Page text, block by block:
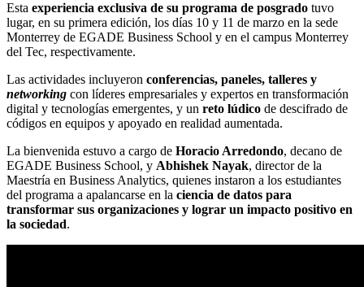
Esta experiencia exclusiva de su programa de posgrado tuvo
lugar, en su primera edición, los días 10 y 11 de marzo en la sede
Monterrey de EGADE Business School y en el campus Monterrey
del Tec, respectivamente.
Las actividades incluyeron conferencias, paneles, talleres y
networking con líderes empresariales y expertos en transformación
digital y tecnologías emergentes, y un reto lúdico de descifrado de
códigos en equipos y apoyado en realidad aumentada.
La bienvenida estuvo a cargo de Horacio Arredondo, decano de
EGADE Business School, y Abhishek Nayak, director de la
Maestría en Business Analytics, quienes instaron a los estudiantes
del programa a apalancarse en la ciencia de datos para
transformar sus organizaciones y lograr un impacto positivo en
la sociedad.